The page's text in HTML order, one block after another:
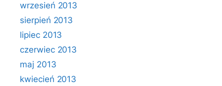
wrzesień 2013
sierpień 2013
lipiec 2013
czerwiec 2013
maj 2013
kwiecień 2013